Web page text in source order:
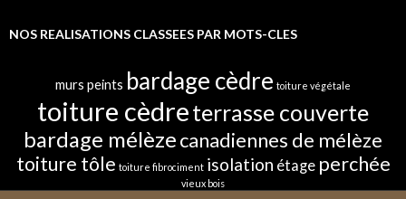
NOS REALISATIONS CLASSEES PAR MOTS-CLES
murs peints bardage cèdre toiture végétale
toiture cèdreterrasse couverte
bardage mélèzecanadiennes de mélèze
toiture tôle toiture fibrociment isolation étage perchée
vieux bois